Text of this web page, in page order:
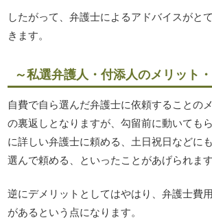
したがって、弁護士によるアドバイスがと
きます。
～私選弁護人・付添人のメリット
自費で自ら選んだ弁護士に依頼することの
の裏返しとなりますが、勾留前に動いても
に詳しい弁護士に頼める、土日祝日などに
選んで頼める、といったことがあげられます
逆にデメリットとしてはやはり、弁護士費
があるという点になります。